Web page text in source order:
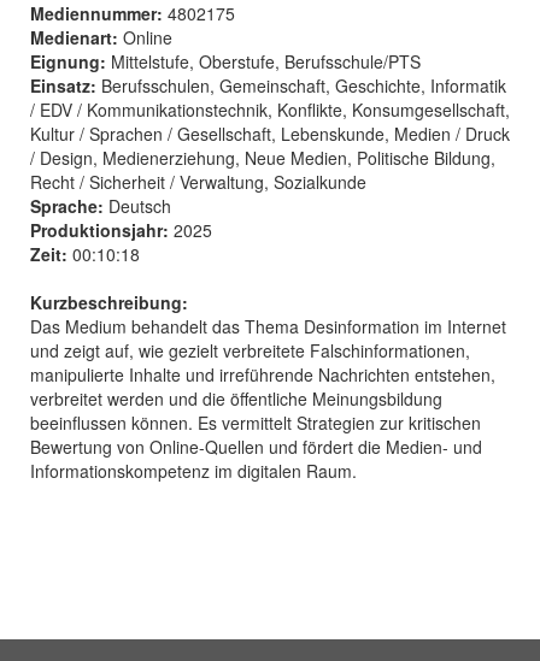
Mediennummer: 4802175
Medienart: Online
Eignung: Mittelstufe, Oberstufe, Berufsschule/PTS
Einsatz: Berufsschulen, Gemeinschaft, Geschichte, Informatik
/ EDV / Kommunikationstechnik, Konflikte, Konsumgesellschaft,
Kultur / Sprachen / Gesellschaft, Lebenskunde, Medien / Druck
/ Design, Medienerziehung, Neue Medien, Politische Bildung,
Recht / Sicherheit / Verwaltung, Sozialkunde
Sprache: Deutsch
Produktionsjahr: 2025
Zeit: 00:10:18
Kurzbeschreibung:
Das Medium behandelt das Thema Desinformation im Internet
und zeigt auf, wie gezielt verbreitete Falschinformationen,
manipulierte Inhalte und irreführende Nachrichten entstehen,
verbreitet werden und die öffentliche Meinungsbildung
beeinflussen können. Es vermittelt Strategien zur kritischen
Bewertung von Online-Quellen und fördert die Medien- und
Informationskompetenz im digitalen Raum.